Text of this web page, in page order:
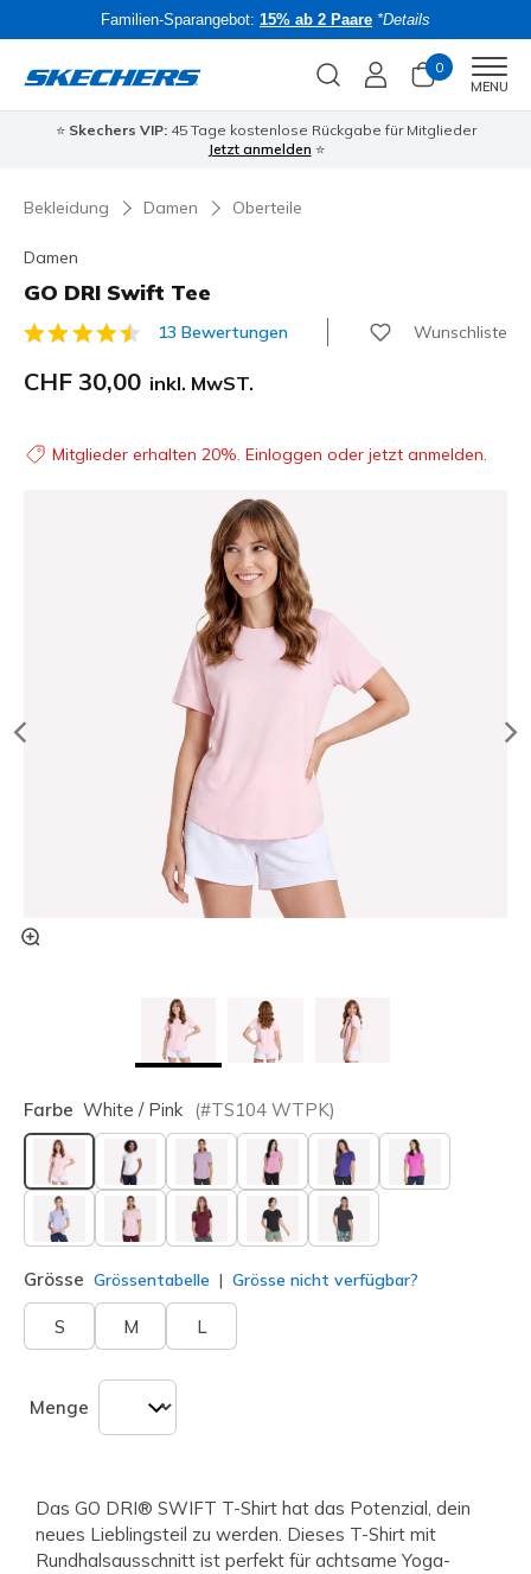
Familien-Sparangebot: 15% ab 2 Paare *Details
0
MENU
⭐ Skechers VIP:45 Tage kostenlose Rückgabe für Mitglieder
Jetzt anmelden ⭐
Bekleidung Damen Oberteile
Damen
GO DRI Swift Tee
4.7 von 5 Kundenbewertungen
13 Bewertungen Wunschliste
CHF 30,00 inkl. MwST.
Mitglieder erhalten 20%. Einloggen oder jetzt anmelden.
Farbe White / Pink (#TS104 WTPK)
ausgewählt
Grösse Grössentabelle Grösse nicht verfügbar?
S M L
Menge
Das GO DRI® SWIFT T-Shirt hat das Potenzial, dein
neues Lieblingsteil zu werden. Dieses T-Shirt mit
Rundhalsausschnitt ist perfekt für achtsame Yoga-